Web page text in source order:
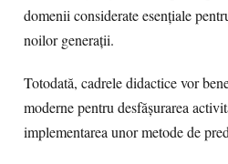
domenii considerate esențiale
noilor generații.
Totodată, cadrele didactice vor
moderne pentru desfășurarea
implementarea unor metode de